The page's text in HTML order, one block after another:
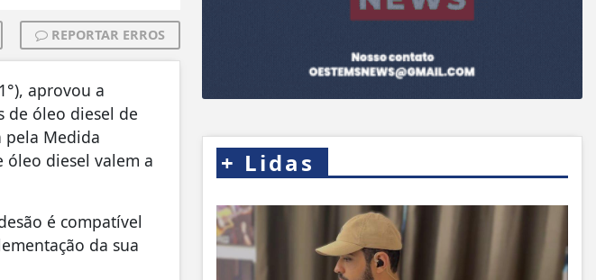
REPORTAR ERROS
aprovou a
de óleo diesel de
pela Medida
óleo diesel valem a
é compatível
da sua
+ Lidas